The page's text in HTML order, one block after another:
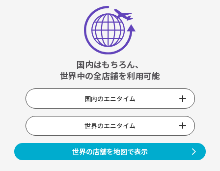
国内はもちろん、
世界中の全店舗を利用可能
国内のエニタイム
世界のエニタイム
世界の店舗を地図で表示